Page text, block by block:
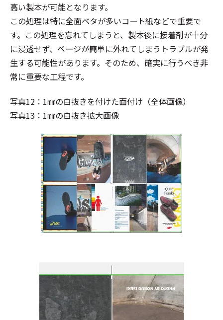
高い製本が可能となります。
この処理は特に全面ベタが多いコート紙などで重要で
す。この処理を忘れてしまうと、製本後に接着剤が十分
に浸透せず、ページが簡単に外れてしまうトラブルが発
生する可能性があります。そのため、確実に行うべき非
常に重要な工程です。
写真12：1㎜の白抜きを付けた面付け（全体画像）
写真13：1㎜の白抜き拡大画像